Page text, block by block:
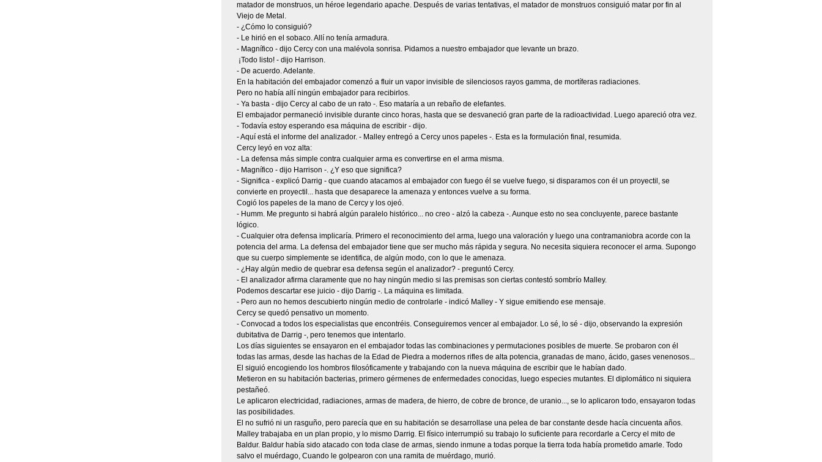
matador de monstruos, un héroe legendario apache. Después de varias tentativas, el matador de monstruos consiguió matar por fin al
Viejo de Metal.
- ¿Cómo lo consiguió?
- Le hirió en el sobaco. Allí no tenía armadura.
- Magnífico - dijo Cercy con una malévola sonrisa. Pidamos a nuestro embajador que levante un brazo.
­ ¡Todo listo! - dijo Harrison.
- De acuerdo. Adelante.
En la habitación del embajador comenzó a fluir un vapor invisible de silenciosos rayos gamma, de mortíferas radiaciones.
Pero no había allí ningún embajador para recibirlos.
- Ya basta - dijo Cercy al cabo de un rato -. Eso mataría a un rebaño de elefantes.
El embajador permaneció invisible durante cinco horas, hasta que se desvaneció gran parte de la radioactividad. Luego apareció otra vez.
- Todavía estoy esperando esa máquina de escribir - dijo.
- Aquí está el informe del analizador. - Malley entregó a Cercy unos papeles -. Esta es la formulación final, resumida.
Cercy leyó en voz alta:
- La defensa más simple contra cualquier arma es convertirse en el arma misma.
- Magnífico - dijo Harrison -. ¿Y eso que significa?
- Significa - explicó Darrig - que cuando atacamos al embajador con fuego él se vuelve fuego, si disparamos con él un proyectil, se
convierte en proyectil... hasta que desaparece la amenaza y entonces vuelve a su forma.
Cogió los papeles de la mano de Cercy y los ojeó.
- Humm. Me pregunto si habrá algún paralelo histórico... no creo - alzó la cabeza -. Aunque esto no sea concluyente, parece bastante
lógico.
- Cualquier otra defensa implicaría. Primero el reconocimiento del arma, luego una valoración y luego una contramaniobra acorde con la
potencia del arma. La defensa del embajador tiene que ser mucho más rápida y segura. No necesita siquiera reconocer el arma. Supongo
que su cuerpo simplemente se identifica, de algún modo, con lo que le amenaza.
- ¿Hay algún medio de quebrar esa defensa según el analizador? - preguntó Cercy.
- El analizador afirma claramente que no hay ningún medio si las premisas son ciertas contestó sombrío Malley.
Podemos descartar ese juicio - dijo Darrig -. La máquina es limitada.
- Pero aun no hemos descubierto ningún medio de controlarle - indicó Malley - Y sigue emitiendo ese mensaje.
Cercy se quedó pensativo un momento.
- Convocad a todos los especialistas que encontréis. Conseguiremos vencer al embajador. Lo sé, lo sé - dijo, observando la expresión
dubitativa de Darrig -, pero tenemos que intentarlo.
Los días siguientes se ensayaron en el embajador todas las combinaciones y permutaciones posibles de muerte. Se probaron con él
todas las armas, desde las hachas de la Edad de Piedra a modernos rifles de alta potencia, granadas de mano, ácido, gases venenosos...
El siguió encogiendo los hombros filosóficamente y trabajando con la nueva máquina de escribir que le habían dado.
Metieron en su habitación bacterias, primero gérmenes de enfermedades conocidas, luego especies mutantes. El diplomático ni siquiera
pestañeó.
Le aplicaron electricidad, radiaciones, armas de madera, de hierro, de cobre de bronce, de uranio..., se lo aplicaron todo, ensayaron todas
las posibilidades.
El no sufrió ni un rasguño, pero parecía que en su habitación se desarrollase una pelea de bar constante desde hacía cincuenta años.
Malley trabajaba en un plan propio, y lo mismo Darrig. El físico interrumpió su trabajo lo suficiente para recordarle a Cercy el mito de
Baldur. Baldur había sido atacado con toda clase de armas, siendo inmune a todas porque la tierra toda había prometido amarle. Todo
salvo el muérdago, Cuando le golpearon con una ramita de muérdago, murió.